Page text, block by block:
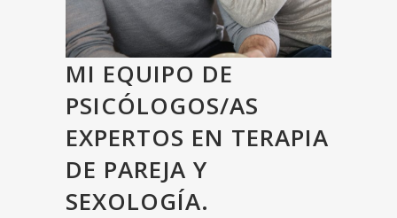
MI EQUIPO DE
PSICÓLOGOS/AS
EXPERTOS EN TERAPIA
DE PAREJA Y
SEXOLOGÍA.